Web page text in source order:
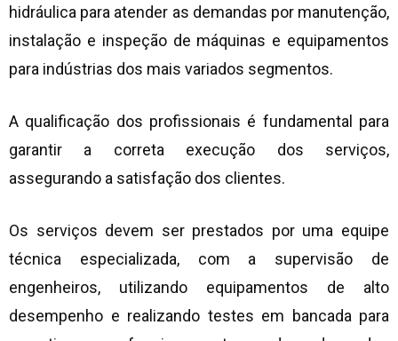
hidráulica para atender as demandas por manutenção,
instalação e inspeção de máquinas e equipamentos
para indústrias dos mais variados segmentos.
A qualificação dos profissionais é fundamental para
garantir a correta execução dos serviços,
assegurando a satisfação dos clientes.
Os serviços devem ser prestados por uma equipe
técnica especializada, com a supervisão de
engenheiros, utilizando equipamentos de alto
desempenho e realizando testes em bancada para